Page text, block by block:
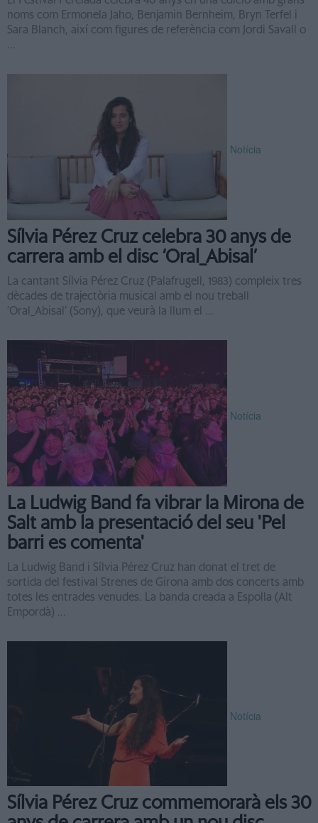
noms com Ermonela Jaho, Benjamin Bernheim, Bryn Terfel i
Sara Blanch, així com figures de referència com Jordi Savall o
Notícia
Sílvia Pérez Cruz celebra 30 anys de
carrera amb el disc ‘Oral_Abisal’
La cantant Sílvia Pérez Cruz (Palafrugell, 1983) compleix tres
dècades de trajectòria musical amb el nou treball
‘Oral_Abisal’ (Sony), que veurà la llum el ...
Notícia
La Ludwig Band fa vibrar la Mirona de
Salt amb la presentació del seu 'Pel
barri es comenta'
La Ludwig Band i Sílvia Pérez Cruz han donat el tret de
sortida del festival Strenes de Girona amb dos concerts amb
totes les entrades venudes. La banda creada a Espolla (Alt
Empordà) ...
Notícia
Sílvia Pérez Cruz commemorarà els 30